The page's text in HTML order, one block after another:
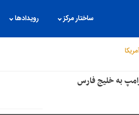
ساختار مرکز رویدادها
به خلیج فارس